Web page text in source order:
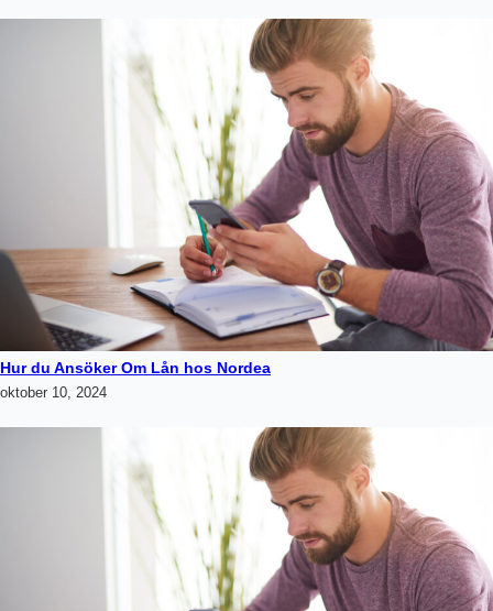
Hur du Ansöker Om Lån hos Nordea
oktober 10, 2024